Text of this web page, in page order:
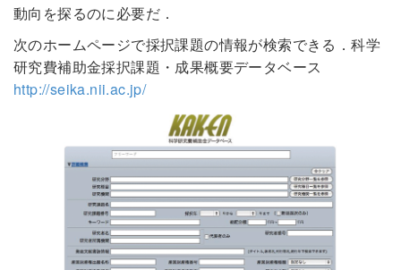
動向を探るのに必要だ．
次のホームページで採択課題の情報が検索できる．科学
研究費補助金採択課題・成果概要データベース
http://seika.nii.ac.jp/